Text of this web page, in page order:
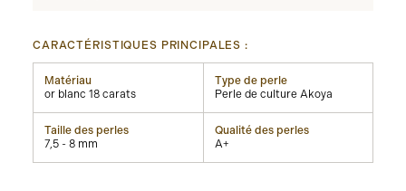
CARACTÉRISTIQUES PRINCIPALES :
Matériau
or blanc 18 carats
Type de perle
Perle de culture Akoya
Taille des perles
7,5 - 8 mm
Qualité des perles
A+